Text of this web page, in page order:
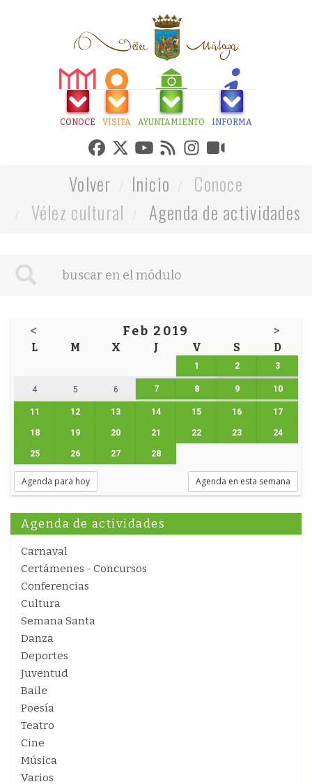
CONOCE VISITA AYUNTAMIENTO INFORMA
Volver Inicio
Conoce
Vélez cultural
Agenda de actividades
< Feb 2019 >
L M X J V S D
1 2 3
4 5 6 7 8 9 10
11 12 13 14 15 16 17
18 19 20 21 22 23 24
25 26 27 28
Agenda para hoy Agenda en esta semana
Agenda de actividades
Carnaval
Certámenes - Concursos
Conferencias
Cultura
Semana Santa
Danza
Deportes
Juventud
Baile
Poesía
Teatro
Cine
Música
Varios